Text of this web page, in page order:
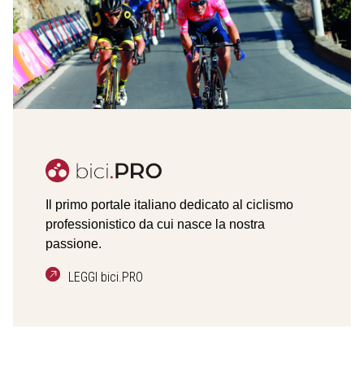
Il primo portale italiano dedicato al ciclismo
professionistico da cui nasce la nostra
passione.
LEGGI bici.PRO